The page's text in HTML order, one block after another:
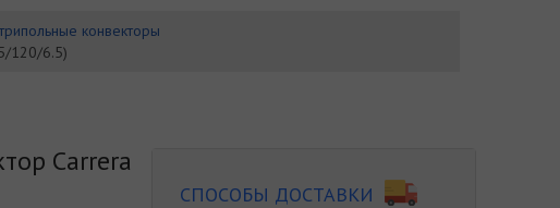
конвекторы
120/6.5)
Carrera
СПОСОБЫ ДОСТАВКИ